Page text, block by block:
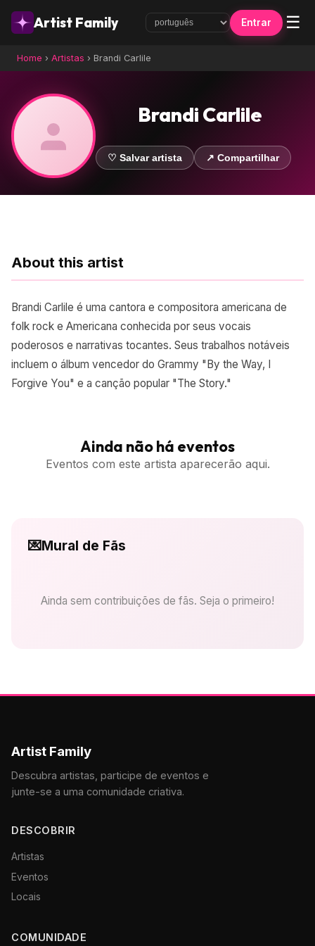
Artist Family Entrar ☰
Home › Artistas › Brandi Carlile
Brandi Carlile
♡ Salvar artista ↗ Compartilhar
About this artist
Brandi Carlile é uma cantora e compositora americana de
folk rock e Americana conhecida por seus vocais
poderosos e narrativas tocantes. Seus trabalhos notáveis
incluem o álbum vencedor do Grammy "By the Way, I
Forgive You" e a canção popular "The Story."
Ainda não há eventos
Eventos com este artista aparecerão aqui.
💌Mural de Fãs
Ainda sem contribuições de fãs. Seja o primeiro!
Artist Family
Descubra artistas, participe de eventos e
junte-se a uma comunidade criativa.
DESCOBRIR
Artistas
Eventos
Locais
COMUNIDADE